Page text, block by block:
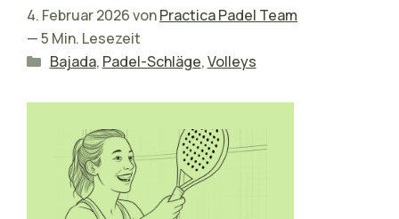
4. Februar 2026vonPractica Padel Team
— 5 Min. Lesezeit
Kategorien
Bajada, Padel-Schläge,Volleys